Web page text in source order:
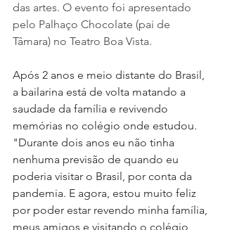
das artes. O evento foi apresentado
pelo Palhaço Chocolate (pai de
Tâmara) no Teatro Boa Vista.
Após 2 anos e meio distante do Brasil,
a bailarina está de volta matando a
saudade da família e revivendo
memórias no colégio onde estudou.
"Durante dois anos eu não tinha
nenhuma previsão de quando eu
poderia visitar o Brasil, por conta da
pandemia. E agora, estou muito feliz
por poder estar revendo minha família,
meus amigos e visitando o colégio